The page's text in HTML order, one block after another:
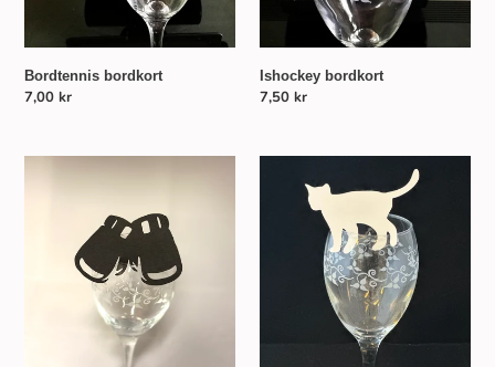
Bordtennis bordkort
Normalpris
7,00 kr
Ishockey bordkort
Normalpris
7,50 kr
bordkort